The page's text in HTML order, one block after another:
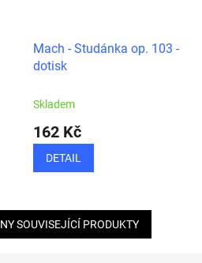
Mach - Studánka op. 103 -
dotisk
Skladem
162 Kč
DETAIL
SOUVISEJÍCÍ PRODUKTY